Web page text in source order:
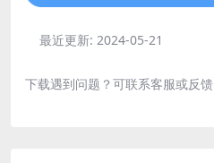
最近更新: 2024-05-21
下载遇到问题？可联系客服或反馈